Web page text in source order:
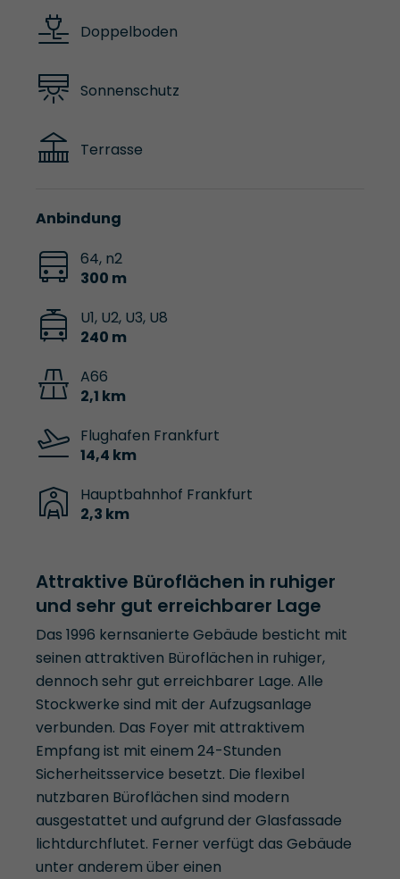
Doppelboden
Sonnenschutz
Terrasse
Anbindung
64, n2
300 m
U1, U2, U3, U8
240 m
A66
2,1 km
Flughafen Frankfurt
14,4 km
Hauptbahnhof Frankfurt
2,3 km
Attraktive Büroflächen in ruhiger
und sehr gut erreichbarer Lage
Das 1996 kernsanierte Gebäude besticht mit
seinen attraktiven Büroflächen in ruhiger,
dennoch sehr gut erreichbarer Lage. Alle
Stockwerke sind mit der Aufzugsanlage
verbunden. Das Foyer mit attraktivem
Empfang ist mit einem 24-Stunden
Sicherheitsservice besetzt. Die flexibel
nutzbaren Büroflächen sind modern
ausgestattet und aufgrund der Glasfassade
lichtdurchflutet. Ferner verfügt das Gebäude
unter anderem über einen